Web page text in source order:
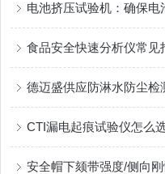
CTI漏电起痕试验仪怎么
安全帽下颏带强度/侧向